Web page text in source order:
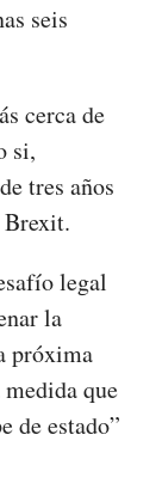
seis
cerca de
si,
tres años
Brexit.
legal
la
próxima
que
de estado”